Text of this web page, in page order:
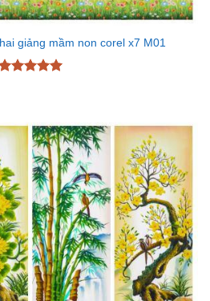
giảng mầm non corel x7 M01